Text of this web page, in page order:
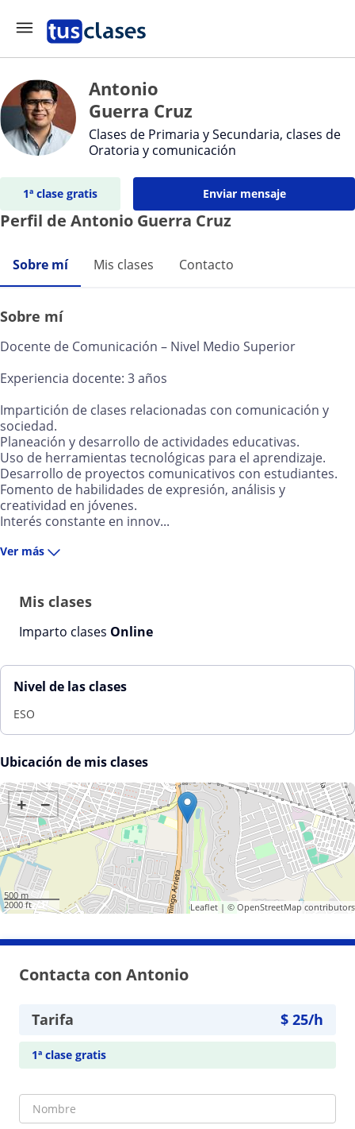
Antonio
Guerra Cruz
Clases de Primaria y Secundaria, clases de
Oratoria y comunicación
1ª clase gratis Enviar mensaje
Perfil de Antonio Guerra Cruz
Sobre mí Mis clases Contacto
Sobre mí
Docente de Comunicación – Nivel Medio Superior
Experiencia docente: 3 años
Impartición de clases relacionadas con comunicación y
sociedad.
Planeación y desarrollo de actividades educativas.
Uso de herramientas tecnológicas para el aprendizaje.
Desarrollo de proyectos comunicativos con estudiantes.
Fomento de habilidades de expresión, análisis y
creatividad en jóvenes.
Interés constante en innov...
Ver más
Mis clases
Imparto clases Online
Nivel de las clases
ESO
Ubicación de mis clases
+ −
500 m
2000 ft
Leaflet| © OpenStreetMapcontributors
Contacta con Antonio
Tarifa $ 25/h
1ª clase gratis